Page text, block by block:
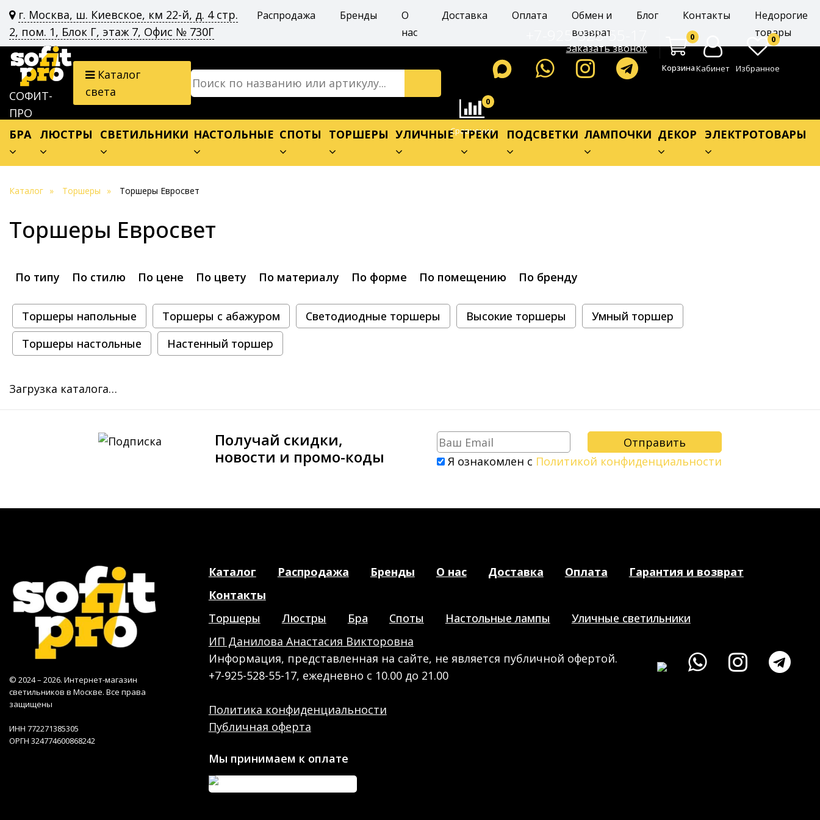
г. Москва, ш. Киевское, км 22-й, д. 4 стр.
2, пом. 1, Блок Г, этаж 7, Офис № 730Г
Распродажа Бренды
О
нас
Доставка Оплата
Обмен и
возврат
Блог Контакты
Недорогие
товары
СОФИТ-
ПРО
Каталог
света
+7-925-528-55-17
Заказать звонок
0
КорзинаКабинет
0
Избранное
0
Сравнение
БРА ЛЮСТРЫ СВЕТИЛЬНИКИ НАСТОЛЬНЫЕ СПОТЫ ТОРШЕРЫ УЛИЧНЫЕ ТРЕКИ ПОДСВЕТКИ ЛАМПОЧКИ ДЕКОР ЭЛЕКТРОТОВАРЫ
Каталог Торшеры Торшеры Евросвет
Торшеры Евросвет
По типу По стилю По цене По цвету По материалу По форме По помещению По бренду
Торшеры напольные Торшеры с абажуром Светодиодные торшеры Высокие торшеры
Умный торшер
Торшеры настольные
Настенный торшер
Загрузка каталога…
Получай скидки,
новости и промо-коды
Я ознакомлен с Политикой конфиденциальности
© 2024 – 2026. Интернет-магазин
светильников в Москве. Все права
защищены
ИНН 772271385305
ОРГН 324774600868242
Каталог Распродажа Бренды О нас Доставка Оплата
Гарантия и возврат
Контакты
Торшеры
Люстры Бра Споты Настольные лампы
Уличные светильники
ИП Данилова Анастасия Викторовна
Информация, представленная на сайте, не является публичной офертой.
+7-925-528-55-17, ежедневно с 10.00 до 21.00
Политика конфиденциальности
Публичная оферта
Мы принимаем к оплате